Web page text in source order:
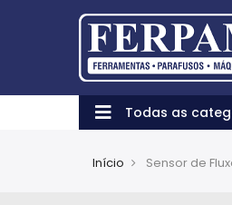
Todas as
Início Sensor de